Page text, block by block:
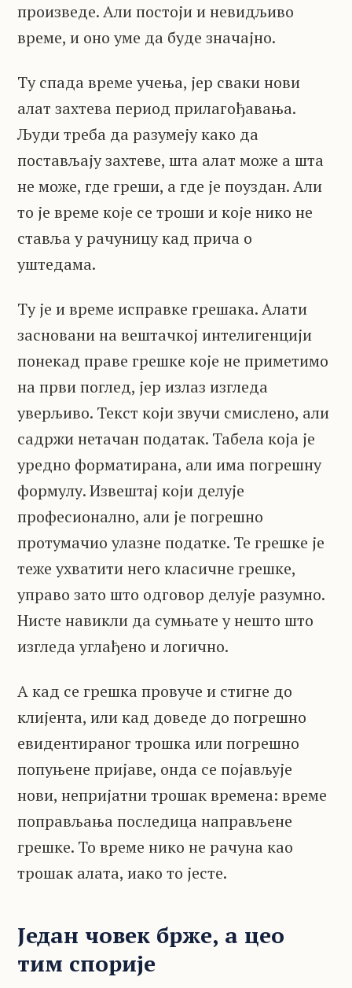
произведе. Али постоји и невидљиво
време, и оно уме да буде значајно.
Ту спада време учења, јер сваки нови
алат захтева период прилагођавања.
Људи треба да разумеју како да
постављају захтеве, шта алат може а шта
не може, где греши, а где је поуздан. Али
то је време које се троши и које нико не
ставља у рачуницу кад прича о
уштедама.
Ту је и време исправке грешака. Алати
засновани на вештачкој интелигенцији
понекад праве грешке које не приметимо
на први поглед, јер излаз изгледа
уверљиво. Текст који звучи смислено, али
садржи нетачан податак. Табела која је
уредно форматирана, али има погрешну
формулу. Извештај који делује
професионално, али је погрешно
протумачио улазне податке. Те грешке је
теже ухватити него класичне грешке,
управо зато што одговор делује разумно.
Нисте навикли да сумњате у нешто што
изгледа углађено и логично.
А кад се грешка провуче и стигне до
клијента, или кад доведе до погрешно
евидентираног трошка или погрешно
попуњене пријаве, онда се појављује
нови, непријатни трошак времена: време
поправљања последица направљене
грешке. То време нико не рачуна као
трошак алата, иако то јесте.
Један човек брже, а цео
тим спорије